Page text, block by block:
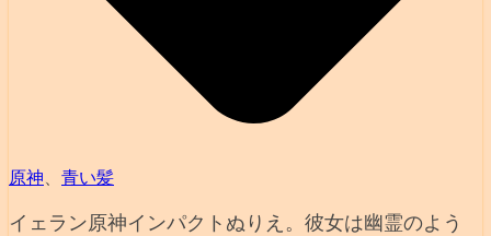
原神 青い髪
イェラン原神インパクトぬりえ。彼女は幽霊のよう